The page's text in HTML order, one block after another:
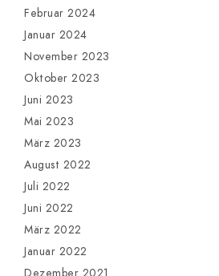
Februar 2024
Januar 2024
November 2023
Oktober 2023
Juni 2023
Mai 2023
März 2023
August 2022
Juli 2022
Juni 2022
März 2022
Januar 2022
Dezember 2021